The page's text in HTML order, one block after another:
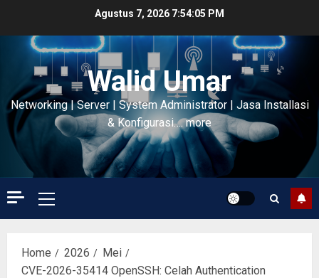
content
Agustus 7, 2026 7:54:06 PM
Walid Umar
Networking | Server | System Administrator | Jasa Installasi
& Konfigurasi…. more
Primary
Menu
Home 2026
Mei
CVE-2026-35414 OpenSSH: Celah Authentication